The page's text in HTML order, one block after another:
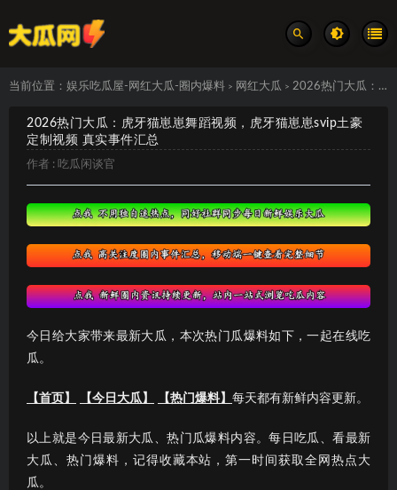
当前位置： 娱乐吃瓜屋-网红大瓜-圈内爆料 > 网红大瓜 > 2026热门大瓜：虎牙猫崽崽舞蹈视频，虎牙猫崽崽svip土豪定制视频 真实事件汇总
2026热门大瓜：虎牙猫崽崽舞蹈视频，虎牙猫崽崽svip土豪
定制视频 真实事件汇总
作者 : 吃瓜闲谈官
今日给大家带来最新大瓜，本次热门瓜爆料如下，一起在线吃
瓜。
【首页】 【今日大瓜】 【热门爆料】 每天都有新鲜内容更新。
以上就是今日最新大瓜、热门瓜爆料内容。每日吃瓜、看最新
大瓜、热门爆料，记得收藏本站，第一时间获取全网热点大
瓜。